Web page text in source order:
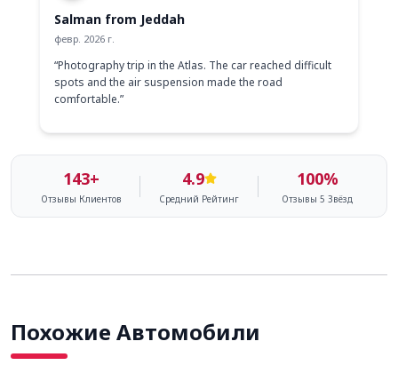
Salman from Jeddah
февр. 2026 г.
“Photography trip in the Atlas. The car reached difficult
spots and the air suspension made the road
comfortable.”
143+
Отзывы Клиентов
4.9
Средний Рейтинг
100%
Отзывы 5 Звёзд
Похожие Автомобили